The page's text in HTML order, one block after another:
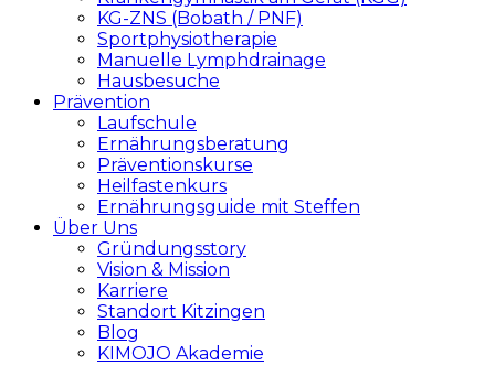
KG-ZNS (Bobath / PNF)
Sportphysiotherapie
Manuelle Lymphdrainage
Hausbesuche
Prävention
Laufschule
Ernährungsberatung
Präventionskurse
Heilfastenkurs
Ernährungsguide mit Steffen
Über Uns
Gründungsstory
Vision & Mission
Karriere
Standort Kitzingen
Blog
KIMOJO Akademie